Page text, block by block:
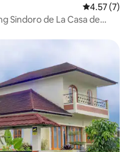
Calificación
4.57 (7)
Sindoro de La Casa de